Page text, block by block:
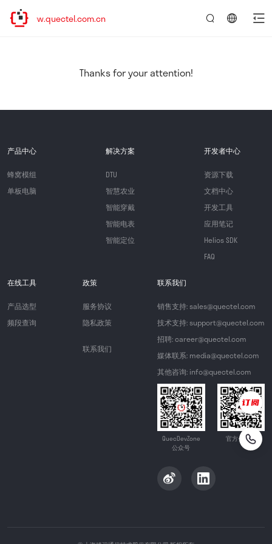
www.quectel.com.cn
Thanks for your attention!
产品中心
蜂窝模组
单板电脑
解决方案
DTU
智慧农业
智能穿戴
智能电表
智能定位
开发者中心
资源下载
文档中心
开发工具
应用笔记
Helios SDK
FAQ
在线工具
产品选型
频段查询
政策
服务协议
隐私政策
联系我们
联系我们
销售支持: sales@quectel.com
技术支持: support@quectel.com
招聘: career@quectel.com
媒体联系: media@quectel.com
其他咨询: info@quectel.com
QuecDevZone
公众号
官方公众号